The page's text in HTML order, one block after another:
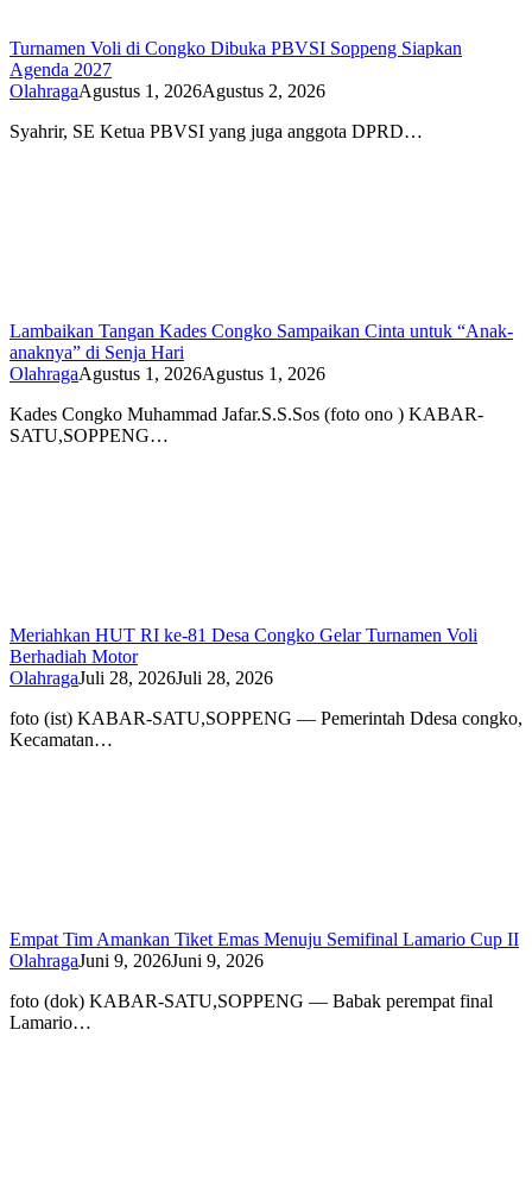
Turnamen Voli di Congko Dibuka PBVSI Soppeng Siapkan
Agenda 2027
OlahragaAgustus 1, 2026Agustus 2, 2026
Syahrir, SE Ketua PBVSI yang juga anggota DPRD…
Lambaikan Tangan Kades Congko Sampaikan Cinta untuk “Anak-
anaknya” di Senja Hari
OlahragaAgustus 1, 2026Agustus 1, 2026
Kades Congko Muhammad Jafar.S.S.Sos (foto ono ) KABAR-
SATU,SOPPENG…
Meriahkan HUT RI ke-81 Desa Congko Gelar Turnamen Voli
Berhadiah Motor
OlahragaJuli 28, 2026Juli 28, 2026
foto (ist) KABAR-SATU,SOPPENG — Pemerintah Ddesa congko,
Kecamatan…
Empat Tim Amankan Tiket Emas Menuju Semifinal Lamario Cup II
OlahragaJuni 9, 2026Juni 9, 2026
foto (dok) KABAR-SATU,SOPPENG — Babak perempat final
Lamario…